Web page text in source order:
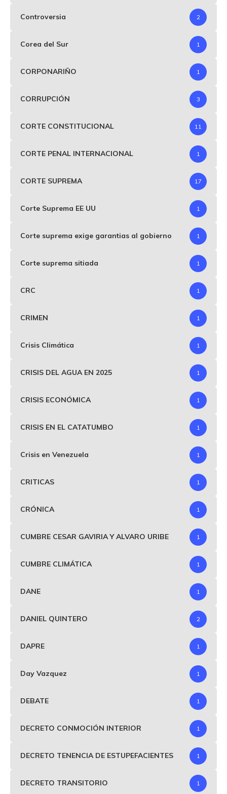
Controversia 2
Corea del Sur 1
CORPONARIÑO 1
CORRUPCIÓN 3
CORTE CONSTITUCIONAL 11
CORTE PENAL INTERNACIONAL 1
CORTE SUPREMA 17
Corte Suprema EE UU 1
Corte suprema exige garantias al gobierno 1
Corte suprema sitiada 1
CRC 1
CRIMEN 1
Crisis Climática 1
CRISIS DEL AGUA EN 2025 1
CRISIS ECONÓMICA 1
CRISIS EN EL CATATUMBO 1
Crisis en Venezuela 1
CRITICAS 1
CRÓNICA 1
CUMBRE CESAR GAVIRIA Y ALVARO URIBE 1
CUMBRE CLIMÁTICA 1
DANE 1
DANIEL QUINTERO 2
DAPRE 1
Day Vazquez 1
DEBATE 1
DECRETO CONMOCIÓN INTERIOR 1
DECRETO TENENCIA DE ESTUPEFACIENTES 1
DECRETO TRANSITORIO 1